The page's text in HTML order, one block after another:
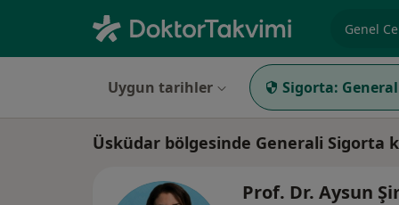
Uygun tarihler Sigorta:
Üsküdar bölgesinde Generali Sigorta
Prof. Dr. Aysun